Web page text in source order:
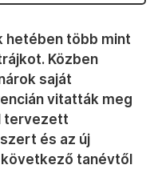
hetében több mint
Közben
saját
vitatták meg
tervezett
és az új
tanévtől